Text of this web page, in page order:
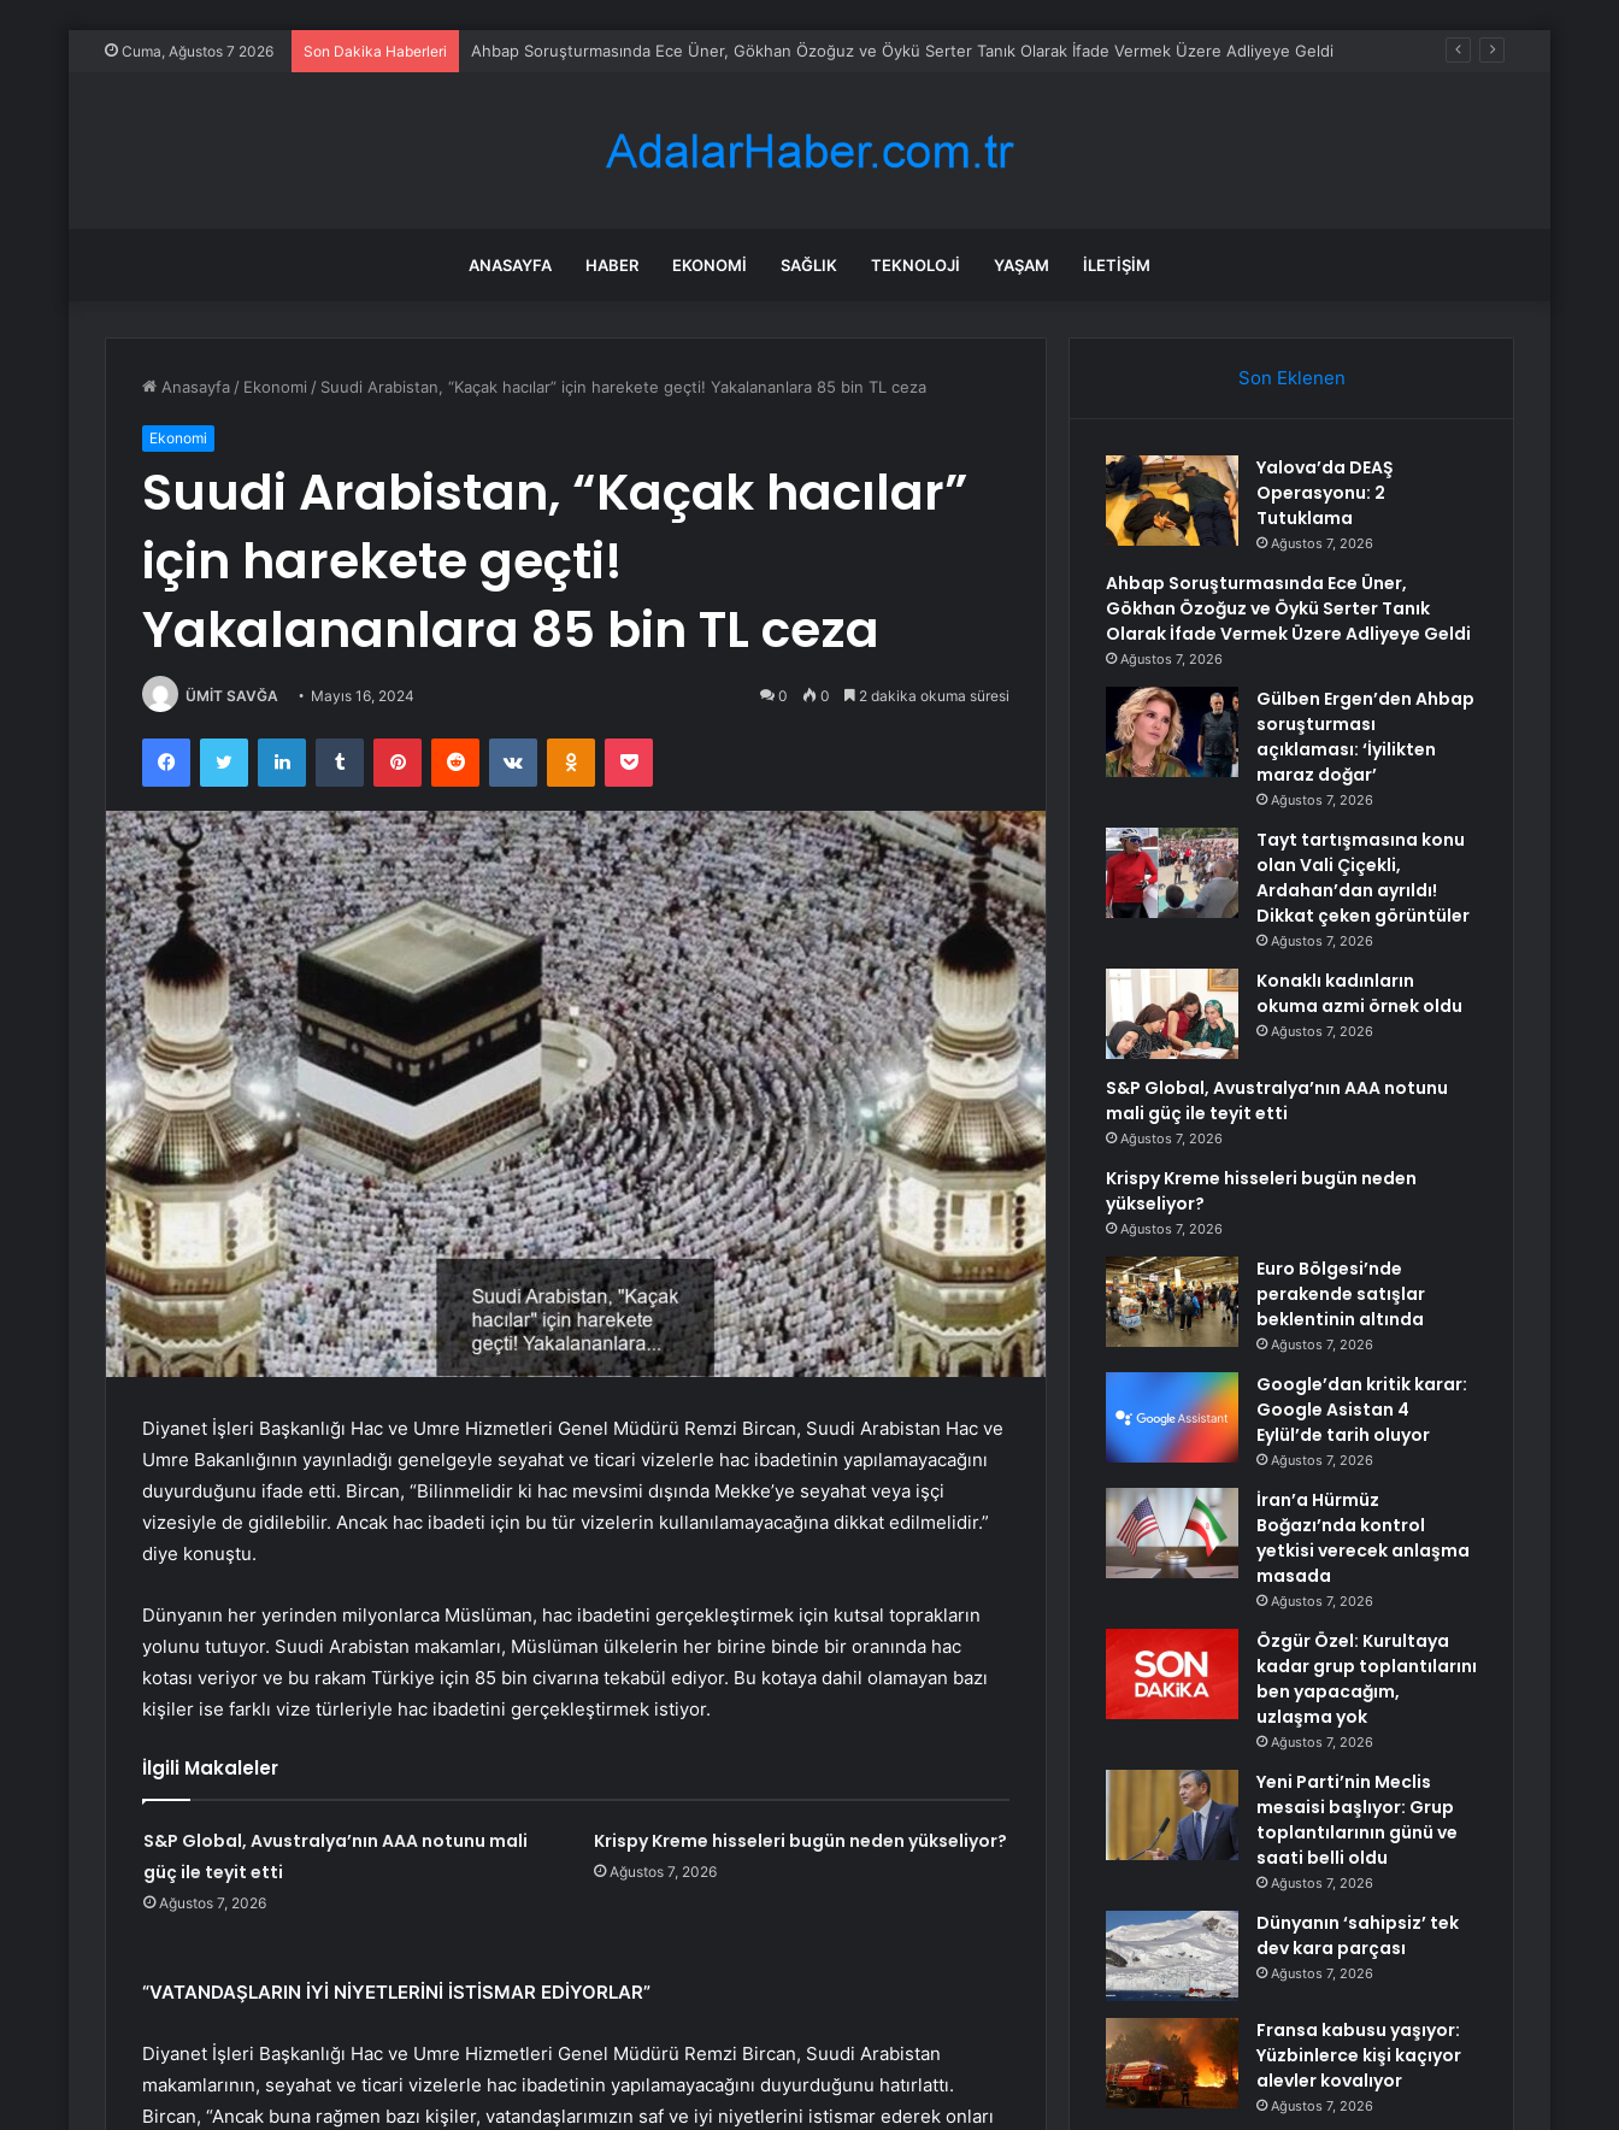
Cuma, Ağustos 7 2026 Son Dakika Haberleri Ahbap Soruşturmasında Ece Üner, Gökhan Özoğuz ve Öykü Serter Tanık Olarak İfade Vermek Üzere Adliyeye Geldi
ANASAYFA HABER EKONOMI SAĞLIK TEKNOLOJI YAŞAM İLETIŞIM
Anasayfa / Ekonomi / Suudi Arabistan, “Kaçak hacılar” için harekete geçti! Yakalananlara 85 bin TL ceza
Ekonomi
Suudi Arabistan, “Kaçak hacılar”
için harekete geçti!
Yakalananlara 85 bin TL ceza
ÜMİT SAVĞA Mayıs 16, 2024 0 0 2 dakika okuma süresi
FacebookTwitter LinkedInTumblr PinterestReddit VKontakteOdnoklassniki
Pocket
Diyanet İşleri Başkanlığı Hac ve Umre Hizmetleri Genel Müdürü Remzi Bircan, Suudi Arabistan Hac ve
Umre Bakanlığının yayınladığı genelgeyle seyahat ve ticari vizelerle hac ibadetinin yapılamayacağını
duyurduğunu ifade etti. Bircan, “Bilinmelidir ki hac mevsimi dışında Mekke’ye seyahat veya işçi
vizesiyle de gidilebilir. Ancak hac ibadeti için bu tür vizelerin kullanılamayacağına dikkat edilmelidir.”
diye konuştu.
Dünyanın her yerinden milyonlarca Müslüman, hac ibadetini gerçekleştirmek için kutsal toprakların
yolunu tutuyor. Suudi Arabistan makamları, Müslüman ülkelerin her birine binde bir oranında hac
kotası veriyor ve bu rakam Türkiye için 85 bin civarına tekabül ediyor. Bu kotaya dahil olamayan bazı
kişiler ise farklı vize türleriyle hac ibadetini gerçekleştirmek istiyor.
İlgili Makaleler
S&P Global, Avustralya’nın AAA notunu mali
güç ile teyit etti
Ağustos 7, 2026
Krispy Kreme hisseleri bugün neden yükseliyor?
Ağustos 7, 2026
“VATANDAŞLARIN İYİ NİYETLERİNİ İSTİSMAR EDİYORLAR”
Diyanet İşleri Başkanlığı Hac ve Umre Hizmetleri Genel Müdürü Remzi Bircan, Suudi Arabistan
makamlarının, seyahat ve ticari vizelerle hac ibadetinin yapılamayacağını duyurduğunu hatırlattı.
Bircan, “Ancak buna rağmen bazı kişiler, vatandaşlarımızın saf ve iyi niyetlerini istismar ederek onları
Son Eklenen
Yalova’da DEAŞ
Operasyonu: 2
Tutuklama
Ağustos 7, 2026
Ahbap Soruşturmasında Ece Üner,
Gökhan Özoğuz ve Öykü Serter Tanık
Olarak İfade Vermek Üzere Adliyeye Geldi
Ağustos 7, 2026
Gülben Ergen’den Ahbap
soruşturması
açıklaması: ‘İyilikten
maraz doğar’
Ağustos 7, 2026
Tayt tartışmasına konu
olan Vali Çiçekli,
Ardahan’dan ayrıldı!
Dikkat çeken görüntüler
Ağustos 7, 2026
Konaklı kadınların
okuma azmi örnek oldu
Ağustos 7, 2026
S&P Global, Avustralya’nın AAA notunu
mali güç ile teyit etti
Ağustos 7, 2026
Krispy Kreme hisseleri bugün neden
yükseliyor?
Ağustos 7, 2026
Euro Bölgesi’nde
perakende satışlar
beklentinin altında
Ağustos 7, 2026
Google’dan kritik karar:
Google Asistan 4
Eylül’de tarih oluyor
Ağustos 7, 2026
İran’a Hürmüz
Boğazı’nda kontrol
yetkisi verecek anlaşma
masada
Ağustos 7, 2026
Özgür Özel: Kurultaya
kadar grup toplantılarını
ben yapacağım,
uzlaşma yok
Ağustos 7, 2026
Yeni Parti’nin Meclis
mesaisi başlıyor: Grup
toplantılarının günü ve
saati belli oldu
Ağustos 7, 2026
Dünyanın ‘sahipsiz’ tek
dev kara parçası
Ağustos 7, 2026
Fransa kabusu yaşıyor:
Yüzbinlerce kişi kaçıyor
alevler kovalıyor
Ağustos 7, 2026